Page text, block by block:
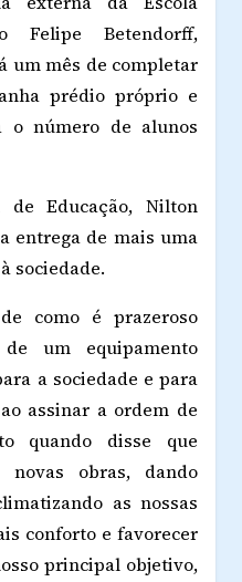
Felipe Betendorff,
um mês de completar
prédio próprio e
o número de alunos
de Educação, Nilton
entrega de mais uma
sociedade.
como é prazeroso
um equipamento
a sociedade e para
assinar a ordem de
quando disse que
obras, dando
as nossas
conforto e favorecer
principal objetivo,